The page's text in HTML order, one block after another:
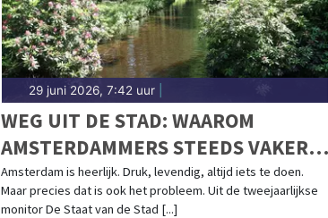
29 juni 2026, 7:42 uur|
WEG UIT DE STAD: WAAROM
AMSTERDAMMERS STEEDS VAKER
KIEZEN VOOR EEN EIGEN
VAKANTIEHUIS IN DE NATUUR
Amsterdam is heerlijk. Druk, levendig, altijd iets te doen.
Maar precies dat is ook het probleem. Uit de tweejaarlijkse
monitor De Staat van de Stad [...]